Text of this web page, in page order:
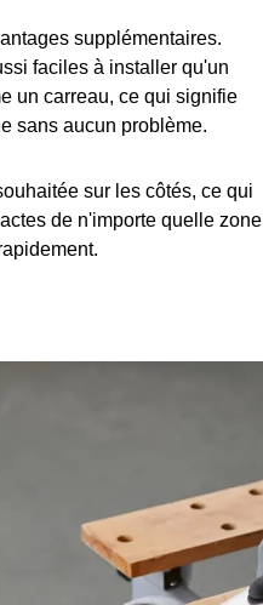
supplémentaires.
faciles à installer qu'un
un carreau, ce qui signifie
sans aucun problème.
sur les côtés, ce qui
de n'importe quelle zone